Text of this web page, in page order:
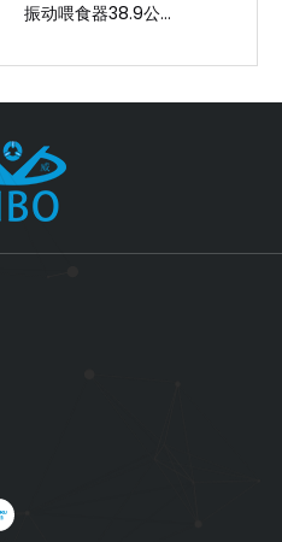
单位重13.2kgs白铁301*200*28mm磨损板